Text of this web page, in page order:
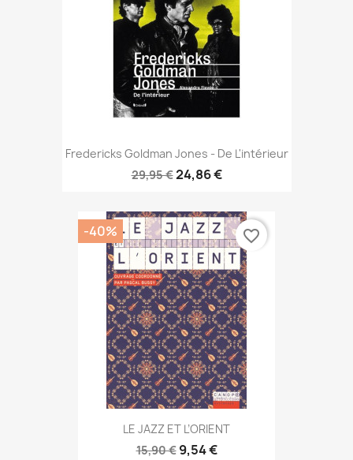
Fredericks Goldman Jones - De L'intérieur
29,95 €24,86 €
LE JAZZ ET L’ORIENT
15,90 € 9,54 €
-40% favorite_border